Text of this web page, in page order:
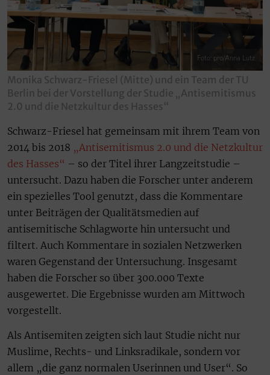
Foto: pro/Anna Lutz
Monika Schwarz-Friesel (Mitte) und ein Team der TU
Berlin bei der Vorstellung der Studie „Antisemitismus
2.0 und die Netzkultur des Hasses“
Schwarz-Friesel hat gemeinsam mit ihrem Team von
2014 bis 2018 „Antisemitismus 2.0 und die Netzkultur
des Hasses“ – so der Titel ihrer Langzeitstudie –
untersucht. Dazu haben die Forscher unter anderem
ein spezielles Tool genutzt, dass die Kommentare
unter Beiträgen der Qualitätsmedien auf
antisemitische Schlagworte hin untersucht und
filtert. Auch Kommentare in sozialen Netzwerken
waren Gegenstand der Untersuchung. Insgesamt
haben die Forscher so über 300.000 Texte
ausgewertet. Die Ergebnisse wurden am Mittwoch
vorgestellt.
Als Antisemiten zeigten sich laut Studie nicht nur
Muslime, Rechts- und Linksradikale, sondern vor
allem „die ganz normalen Userinnen und User“. So